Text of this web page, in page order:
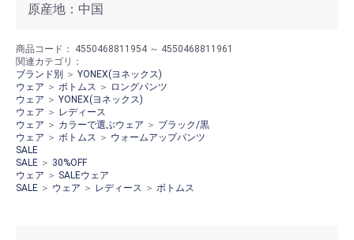
原産地：中国
商品コード： 4550468811954 ～ 4550468811961
関連カテゴリ：
ブランド別
＞ YONEX(ヨネックス)
ウェア ＞ ボトムス ＞ ロングパンツ
ウェア ＞ YONEX(ヨネックス)
ウェア ＞ レディース
ウェア ＞ カラーで選ぶウェア ＞ ブラック/黒
ウェア ＞ ボトムス ＞ ウォームアップパンツ
SALE
SALE ＞ 30%OFF
ウェア ＞ SALEウェア
SALE ＞ ウェア ＞ レディース ＞ ボトムス